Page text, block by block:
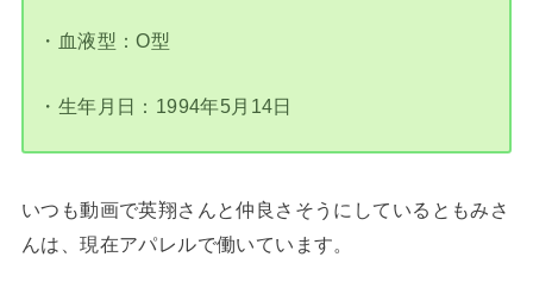
・血液型：O型
・生年月日：1994年5月14日
いつも動画で英翔さんと仲良さそうにしているともみさ
んは、現在アパレルで働いています。